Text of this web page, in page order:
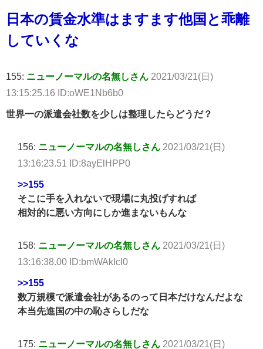
日本の賃金水準はますます他国と乖離
していくな
155: ニューノーマルの名無しさん 2021/03/21(日)
13:15:25.16 ID:oWE1Nb6b0
世界一の派遣会社数を少しは整理したらどうだ？
156: ニューノーマルの名無しさん 2021/03/21(日)
13:16:23.51 ID:8ayElHPP0
>>155
そこに手を入れないで現場に丸投げすれば
相対的に悪い方向にしか進まないもんな
158: ニューノーマルの名無しさん 2021/03/21(日)
13:16:38.00 ID:bmWAkIcl0
>>155
数万規模で派遣会社があるのって日本だけなんだよな
本当先進国の中の恥さらしだな
175: ニューノーマルの名無しさん 2021/03/21(日)